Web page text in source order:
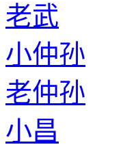
老武
小仲孙
老仲孙
小昌